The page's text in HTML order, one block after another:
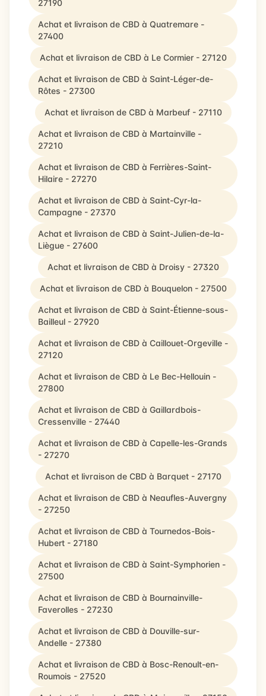
27190
Achat et livraison de CBD à Quatremare -
27400
Achat et livraison de CBD à Le Cormier - 27120
Achat et livraison de CBD à Saint-Léger-de-
Rôtes - 27300
Achat et livraison de CBD à Marbeuf - 27110
Achat et livraison de CBD à Martainville -
27210
Achat et livraison de CBD à Ferrières-Saint-
Hilaire - 27270
Achat et livraison de CBD à Saint-Cyr-la-
Campagne - 27370
Achat et livraison de CBD à Saint-Julien-de-la-
Liègue - 27600
Achat et livraison de CBD à Droisy - 27320
Achat et livraison de CBD à Bouquelon - 27500
Achat et livraison de CBD à Saint-Étienne-sous-
Bailleul - 27920
Achat et livraison de CBD à Caillouet-Orgeville -
27120
Achat et livraison de CBD à Le Bec-Hellouin -
27800
Achat et livraison de CBD à Gaillardbois-
Cressenville - 27440
Achat et livraison de CBD à Capelle-les-Grands
- 27270
Achat et livraison de CBD à Barquet - 27170
Achat et livraison de CBD à Neaufles-Auvergny
- 27250
Achat et livraison de CBD à Tournedos-Bois-
Hubert - 27180
Achat et livraison de CBD à Saint-Symphorien -
27500
Achat et livraison de CBD à Bournainville-
Faverolles - 27230
Achat et livraison de CBD à Douville-sur-
Andelle - 27380
Achat et livraison de CBD à Bosc-Renoult-en-
Roumois - 27520